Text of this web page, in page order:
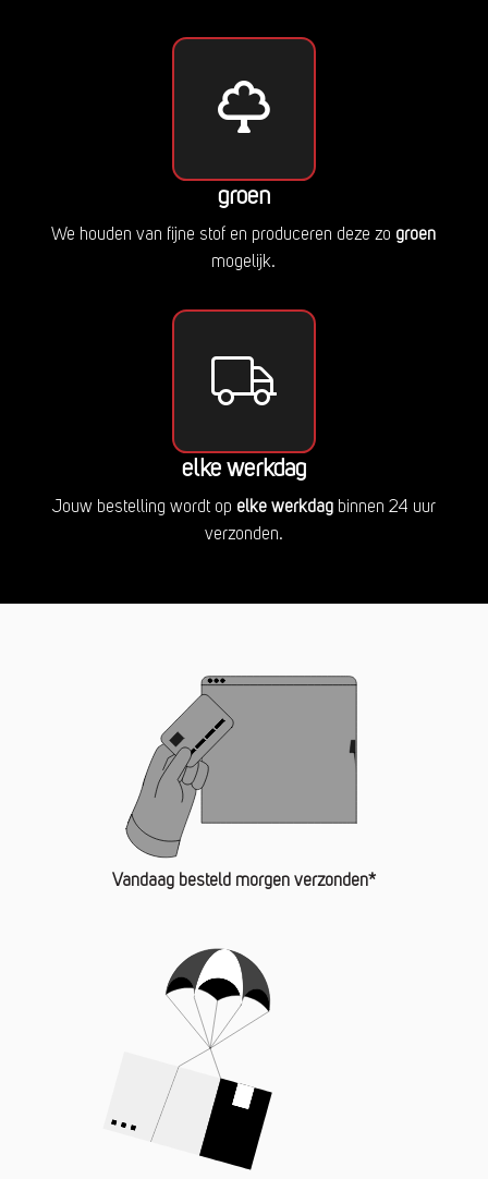
groen
We houden van fijne stof en produceren deze zo groen
mogelijk.
elke werkdag
Jouw bestelling wordt op elke werkdagbinnen 24 uur
verzonden.
Vandaag besteld morgen verzonden*